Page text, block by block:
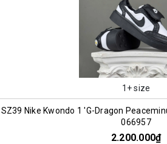
1+ size
SZ39 Nike Kwondo 1 'G-Dragon
066957
2.200.000₫